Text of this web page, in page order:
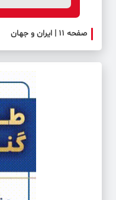
صفحه ۱۱ | ایران و جهان